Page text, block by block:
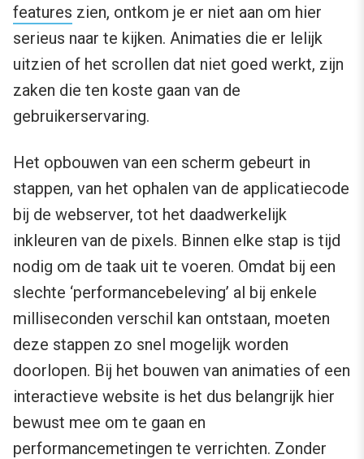
features zien, ontkom je er niet aan om hier
serieus naar te kijken. Animaties die er lelijk
uitzien of het scrollen dat niet goed werkt, zijn
zaken die ten koste gaan van de
gebruikerservaring.
Het opbouwen van een scherm gebeurt in
stappen, van het ophalen van de applicatiecode
bij de webserver, tot het daadwerkelijk
inkleuren van de pixels. Binnen elke stap is tijd
nodig om de taak uit te voeren. Omdat bij een
slechte ‘performancebeleving’ al bij enkele
milliseconden verschil kan ontstaan, moeten
deze stappen zo snel mogelijk worden
doorlopen. Bij het bouwen van animaties of een
interactieve website is het dus belangrijk hier
bewust mee om te gaan en
performancemetingen te verrichten. Zonder